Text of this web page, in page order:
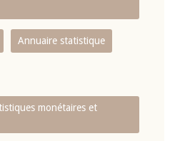
Annuaire statistique
monétaires et